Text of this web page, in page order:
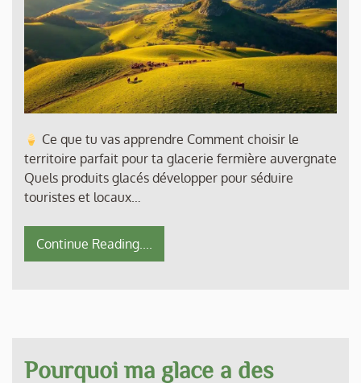
Ce que tu vas apprendre Comment choisir le
territoire parfait pour ta glacerie fermière auvergnate
Quels produits glacés développer pour séduire
touristes et locaux…
Continue Reading....
Pourquoi ma glace a des